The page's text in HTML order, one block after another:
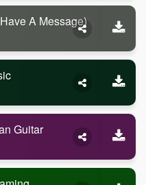
A Message)
Guitar